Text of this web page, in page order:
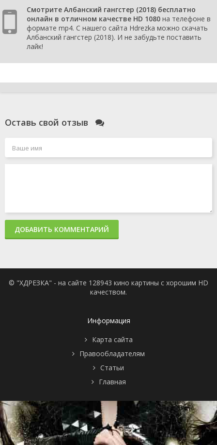
Смотрите Албанский гангстер (2018) бесплатно
онлайн в отличном качестве HD 1080 на телефоне в
формате mp4. С нашего сайта Hdrezka можно скачать
Албанский гангстер (2018). И не забудьте поставить
лайк!
Оставь свой отзыв
ДОБАВИТЬ КОММЕНТАРИЙ
© "ХДРЕЗКА" - на сайте 128943 кино картины с хорошим HD
качеством.
Информация
Карта сайта
Правообладателям
Статьи
Главная